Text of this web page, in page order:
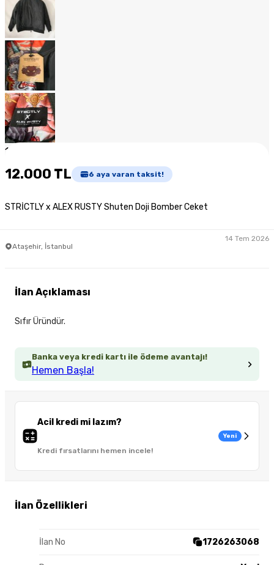
1
12.000 TL 6 aya varan taksit!
STRİCTLY x ALEX RUSTY Shuten Doji Bomber Ceket
Ataşehir, İstanbul
14 Tem 2026
Banka veya kredi kartı ile ödeme avantajı!
Hemen Başla!
Acil kredi mi lazım?
Kredi fırsatlarını hemen incele!
Yeni
İlan Özellikleri
İlan No 1726263068
İlan Açıklaması
Sıfır Üründür.